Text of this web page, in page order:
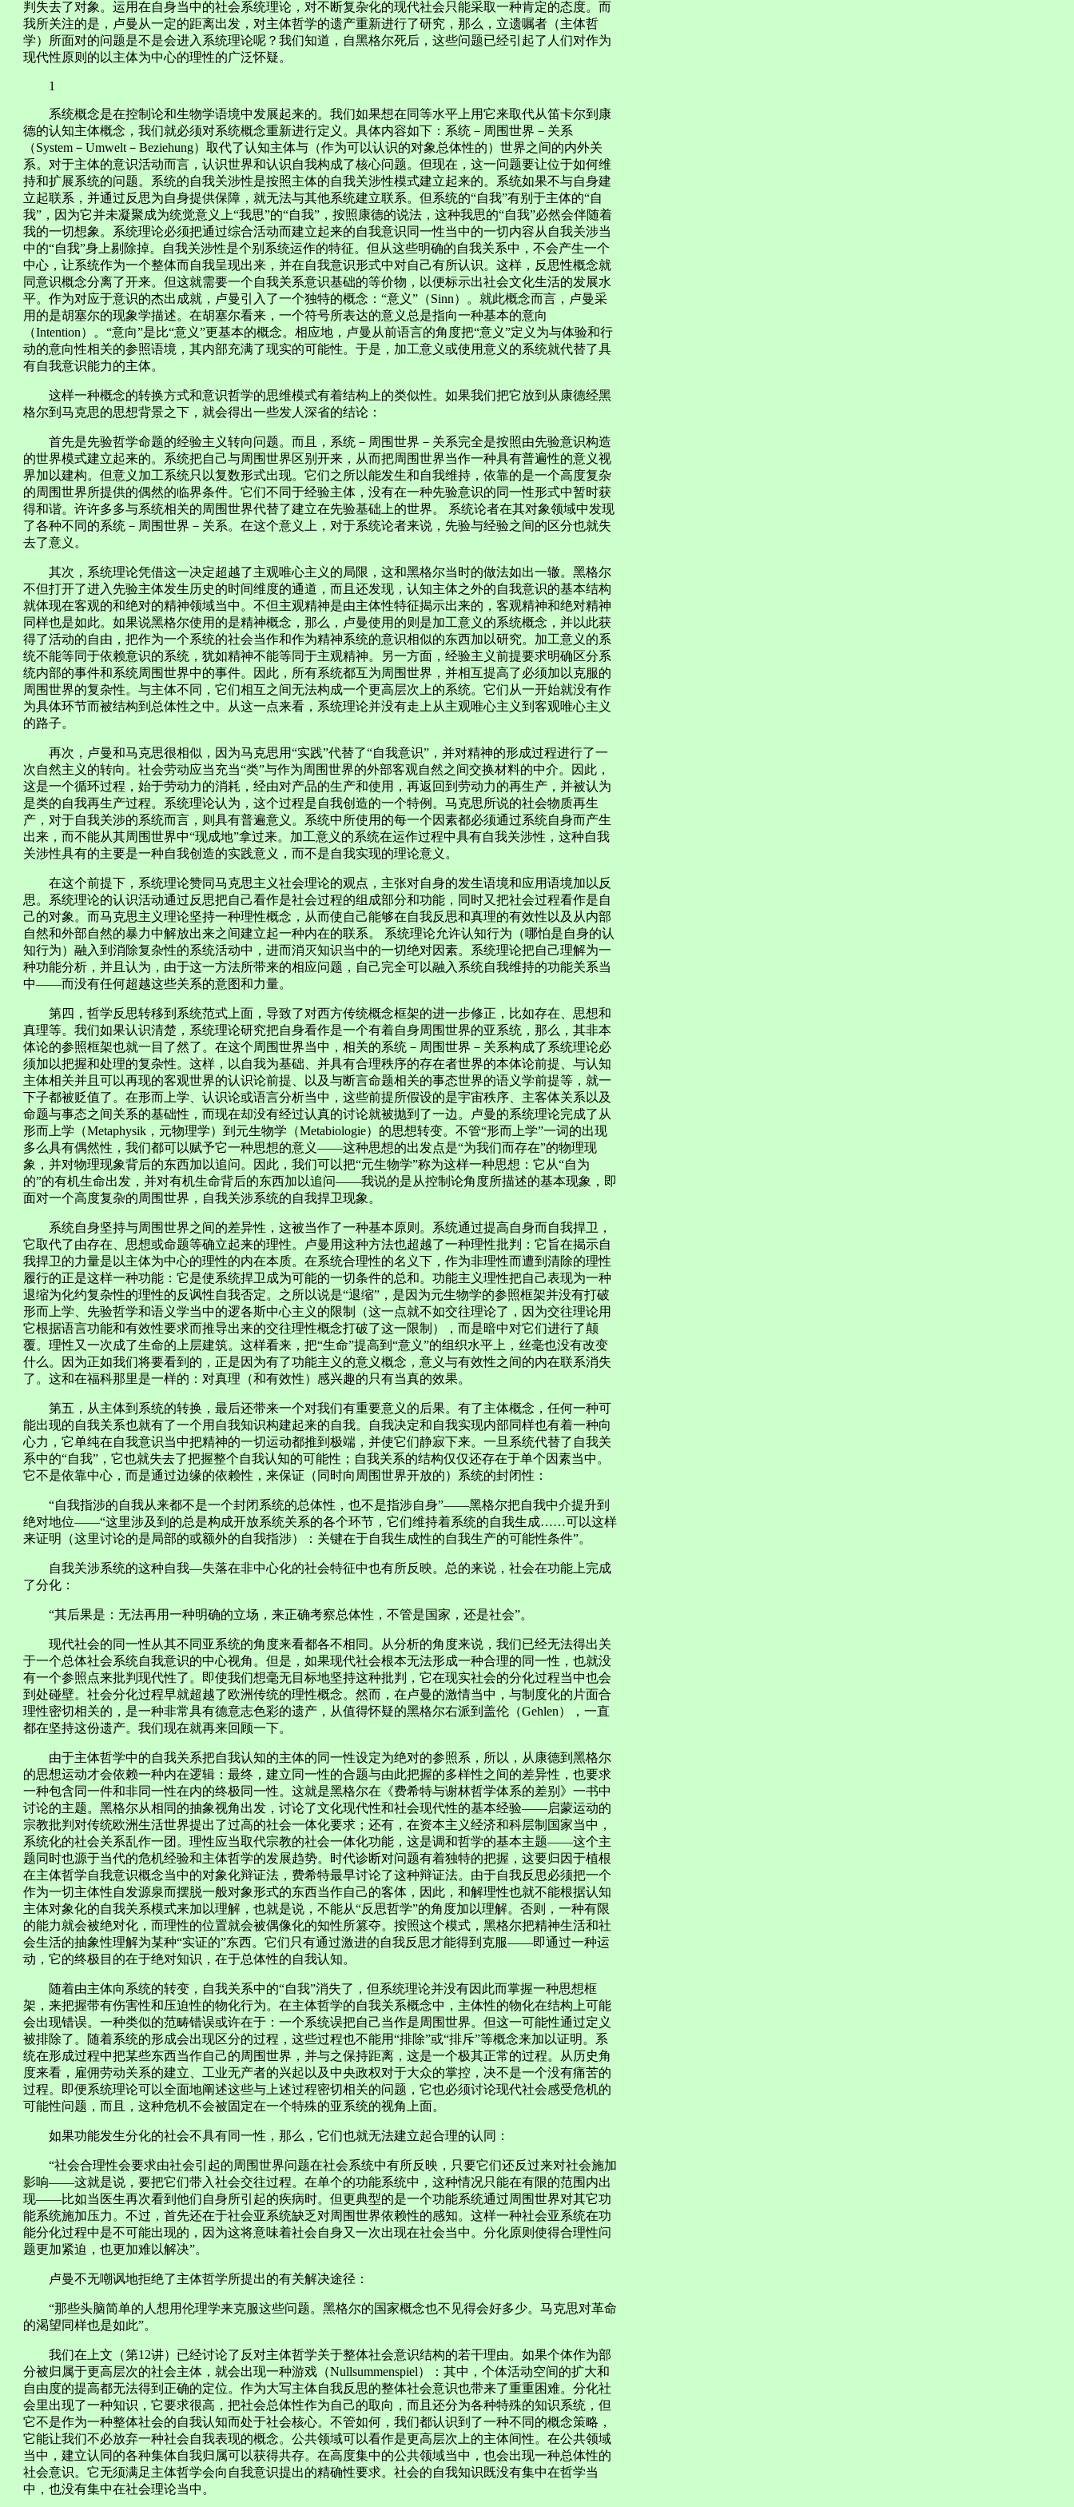
判失去了对象。运用在自身当中的社会系统理论，对不断复杂化的现代社会只能采取一种肯定的态度。而
我所关注的是，卢曼从一定的距离出发，对主体哲学的遗产重新进行了研究，那么，立遗嘱者（主体哲
学）所面对的问题是不是会进入系统理论呢？我们知道，自黑格尔死后，这些问题已经引起了人们对作为
现代性原则的以主体为中心的理性的广泛怀疑。
1
系统概念是在控制论和生物学语境中发展起来的。我们如果想在同等水平上用它来取代从笛卡尔到康
德的认知主体概念，我们就必须对系统概念重新进行定义。具体内容如下：系统－周围世界－关系
（System－Umwelt－Beziehung）取代了认知主体与（作为可以认识的对象总体性的）世界之间的内外关
系。对于主体的意识活动而言，认识世界和认识自我构成了核心问题。但现在，这一问题要让位于如何维
持和扩展系统的问题。系统的自我关涉性是按照主体的自我关涉性模式建立起来的。系统如果不与自身建
立起联系，并通过反思为自身提供保障，就无法与其他系统建立联系。但系统的“自我”有别于主体的“自
我”，因为它并未凝聚成为统觉意义上“我思”的“自我”，按照康德的说法，这种我思的“自我”必然会伴随着
我的一切想象。系统理论必须把通过综合活动而建立起来的自我意识同一性当中的一切内容从自我关涉当
中的“自我”身上剔除掉。自我关涉性是个别系统运作的特征。但从这些明确的自我关系中，不会产生一个
中心，让系统作为一个整体而自我呈现出来，并在自我意识形式中对自己有所认识。这样，反思性概念就
同意识概念分离了开来。但这就需要一个自我关系意识基础的等价物，以便标示出社会文化生活的发展水
平。作为对应于意识的杰出成就，卢曼引入了一个独特的概念：“意义”（Sinn）。就此概念而言，卢曼采
用的是胡塞尔的现象学描述。在胡塞尔看来，一个符号所表达的意义总是指向一种基本的意向
（Intention）。“意向”是比“意义”更基本的概念。相应地，卢曼从前语言的角度把“意义”定义为与体验和行
动的意向性相关的参照语境，其内部充满了现实的可能性。于是，加工意义或使用意义的系统就代替了具
有自我意识能力的主体。
这样一种概念的转换方式和意识哲学的思维模式有着结构上的类似性。如果我们把它放到从康德经黑
格尔到马克思的思想背景之下，就会得出一些发人深省的结论：
首先是先验哲学命题的经验主义转向问题。而且，系统－周围世界－关系完全是按照由先验意识构造
的世界模式建立起来的。系统把自己与周围世界区别开来，从而把周围世界当作一种具有普遍性的意义视
界加以建构。但意义加工系统只以复数形式出现。它们之所以能发生和自我维持，依靠的是一个高度复杂
的周围世界所提供的偶然的临界条件。它们不同于经验主体，没有在一种先验意识的同一性形式中暂时获
得和谐。许许多多与系统相关的周围世界代替了建立在先验基础上的世界。 系统论者在其对象领域中发现
了各种不同的系统－周围世界－关系。在这个意义上，对于系统论者来说，先验与经验之间的区分也就失
去了意义。
其次，系统理论凭借这一决定超越了主观唯心主义的局限，这和黑格尔当时的做法如出一辙。黑格尔
不但打开了进入先验主体发生历史的时间维度的通道，而且还发现，认知主体之外的自我意识的基本结构
就体现在客观的和绝对的精神领域当中。不但主观精神是由主体性特征揭示出来的，客观精神和绝对精神
同样也是如此。如果说黑格尔使用的是精神概念，那么，卢曼使用的则是加工意义的系统概念，并以此获
得了活动的自由，把作为一个系统的社会当作和作为精神系统的意识相似的东西加以研究。加工意义的系
统不能等同于依赖意识的系统，犹如精神不能等同于主观精神。另一方面，经验主义前提要求明确区分系
统内部的事件和系统周围世界中的事件。因此，所有系统都互为周围世界，并相互提高了必须加以克服的
周围世界的复杂性。与主体不同，它们相互之间无法构成一个更高层次上的系统。它们从一开始就没有作
为具体环节而被结构到总体性之中。从这一点来看，系统理论并没有走上从主观唯心主义到客观唯心主义
的路子。
再次，卢曼和马克思很相似，因为马克思用“实践”代替了“自我意识”，并对精神的形成过程进行了一
次自然主义的转向。社会劳动应当充当“类”与作为周围世界的外部客观自然之间交换材料的中介。因此，
这是一个循环过程，始于劳动力的消耗，经由对产品的生产和使用，再返回到劳动力的再生产，并被认为
是类的自我再生产过程。系统理论认为，这个过程是自我创造的一个特例。马克思所说的社会物质再生
产，对于自我关涉的系统而言，则具有普遍意义。系统中所使用的每一个因素都必须通过系统自身而产生
出来，而不能从其周围世界中“现成地”拿过来。加工意义的系统在运作过程中具有自我关涉性，这种自我
关涉性具有的主要是一种自我创造的实践意义，而不是自我实现的理论意义。
在这个前提下，系统理论赞同马克思主义社会理论的观点，主张对自身的发生语境和应用语境加以反
思。系统理论的认识活动通过反思把自己看作是社会过程的组成部分和功能，同时又把社会过程看作是自
己的对象。而马克思主义理论坚持一种理性概念，从而使自己能够在自我反思和真理的有效性以及从内部
自然和外部自然的暴力中解放出来之间建立起一种内在的联系。 系统理论允许认知行为（哪怕是自身的认
知行为）融入到消除复杂性的系统活动中，进而消灭知识当中的一切绝对因素。系统理论把自己理解为一
种功能分析，并且认为，由于这一方法所带来的相应问题，自己完全可以融入系统自我维持的功能关系当
中——而没有任何超越这些关系的意图和力量。
第四，哲学反思转移到系统范式上面，导致了对西方传统概念框架的进一步修正，比如存在、思想和
真理等。我们如果认识清楚，系统理论研究把自身看作是一个有着自身周围世界的亚系统，那么，其非本
体论的参照框架也就一目了然了。在这个周围世界当中，相关的系统－周围世界－关系构成了系统理论必
须加以把握和处理的复杂性。这样，以自我为基础、并具有合理秩序的存在者世界的本体论前提、与认知
主体相关并且可以再现的客观世界的认识论前提、以及与断言命题相关的事态世界的语义学前提等，就一
下子都被贬值了。在形而上学、认识论或语言分析当中，这些前提所假设的是宇宙秩序、主客体关系以及
命题与事态之间关系的基础性，而现在却没有经过认真的讨论就被抛到了一边。卢曼的系统理论完成了从
形而上学（Metaphysik，元物理学）到元生物学（Metabiologie）的思想转变。不管“形而上学”一词的出现
多么具有偶然性，我们都可以赋予它一种思想的意义——这种思想的出发点是“为我们而存在”的物理现
象，并对物理现象背后的东西加以追问。因此，我们可以把“元生物学”称为这样一种思想：它从“自为
的”的有机生命出发，并对有机生命背后的东西加以追问——我说的是从控制论角度所描述的基本现象，即
面对一个高度复杂的周围世界，自我关涉系统的自我捍卫现象。
系统自身坚持与周围世界之间的差异性，这被当作了一种基本原则。系统通过提高自身而自我捍卫，
它取代了由存在、思想或命题等确立起来的理性。卢曼用这种方法也超越了一种理性批判：它旨在揭示自
我捍卫的力量是以主体为中心的理性的内在本质。在系统合理性的名义下，作为非理性而遭到清除的理性
履行的正是这样一种功能：它是使系统捍卫成为可能的一切条件的总和。功能主义理性把自己表现为一种
退缩为化约复杂性的理性的反讽性自我否定。之所以说是“退缩”，是因为元生物学的参照框架并没有打破
形而上学、先验哲学和语义学当中的逻各斯中心主义的限制（这一点就不如交往理论了，因为交往理论用
它根据语言功能和有效性要求而推导出来的交往理性概念打破了这一限制），而是暗中对它们进行了颠
覆。理性又一次成了生命的上层建筑。这样看来，把“生命”提高到“意义”的组织水平上，丝毫也没有改变
什么。因为正如我们将要看到的，正是因为有了功能主义的意义概念，意义与有效性之间的内在联系消失
了。这和在福科那里是一样的：对真理（和有效性）感兴趣的只有当真的效果。
第五，从主体到系统的转换，最后还带来一个对我们有重要意义的后果。有了主体概念，任何一种可
能出现的自我关系也就有了一个用自我知识构建起来的自我。自我决定和自我实现内部同样也有着一种向
心力，它单纯在自我意识当中把精神的一切运动都推到极端，并使它们静寂下来。一旦系统代替了自我关
系中的“自我”，它也就失去了把握整个自我认知的可能性；自我关系的结构仅仅还存在于单个因素当中。
它不是依靠中心，而是通过边缘的依赖性，来保证（同时向周围世界开放的）系统的封闭性：
“自我指涉的自我从来都不是一个封闭系统的总体性，也不是指涉自身”——黑格尔把自我中介提升到
绝对地位——“这里涉及到的总是构成开放系统关系的各个环节，它们维持着系统的自我生成……可以这样
来证明（这里讨论的是局部的或额外的自我指涉）：关键在于自我生成性的自我生产的可能性条件”。
自我关涉系统的这种自我—失落在非中心化的社会特征中也有所反映。总的来说，社会在功能上完成
了分化：
“其后果是：无法再用一种明确的立场，来正确考察总体性，不管是国家，还是社会”。
现代社会的同一性从其不同亚系统的角度来看都各不相同。从分析的角度来说，我们已经无法得出关
于一个总体社会系统自我意识的中心视角。但是，如果现代社会根本无法形成一种合理的同一性，也就没
有一个参照点来批判现代性了。即使我们想毫无目标地坚持这种批判，它在现实社会的分化过程当中也会
到处碰壁。社会分化过程早就超越了欧洲传统的理性概念。然而，在卢曼的激情当中，与制度化的片面合
理性密切相关的，是一种非常具有德意志色彩的遗产，从值得怀疑的黑格尔右派到盖伦（Gehlen），一直
都在坚持这份遗产。我们现在就再来回顾一下。
由于主体哲学中的自我关系把自我认知的主体的同一性设定为绝对的参照系，所以，从康德到黑格尔
的思想运动才会依赖一种内在逻辑：最终，建立同一性的合题与由此把握的多样性之间的差异性，也要求
一种包含同一件和非同一性在内的终极同一性。这就是黑格尔在《费希特与谢林哲学体系的差别》一书中
讨论的主题。黑格尔从相同的抽象视角出发，讨论了文化现代性和社会现代性的基本经验——启蒙运动的
宗教批判对传统欧洲生活世界提出了过高的社会一体化要求；还有，在资本主义经济和科层制国家当中，
系统化的社会关系乱作一团。理性应当取代宗教的社会一体化功能，这是调和哲学的基本主题——这个主
题同时也源于当代的危机经验和主体哲学的发展趋势。时代诊断对问题有着独特的把握，这要归因于植根
在主体哲学自我意识概念当中的对象化辩证法，费希特最早讨论了这种辩证法。由于自我反思必须把一个
作为一切主体性自发源泉而摆脱一般对象形式的东西当作自己的客体，因此，和解理性也就不能根据认知
主体对象化的自我关系模式来加以理解，也就是说，不能从“反思哲学”的角度加以理解。否则，一种有限
的能力就会被绝对化，而理性的位置就会被偶像化的知性所篡夺。按照这个模式，黑格尔把精神生活和社
会生活的抽象性理解为某种“实证的”东西。它们只有通过激进的自我反思才能得到克服——即通过一种运
动，它的终极目的在于绝对知识，在于总体性的自我认知。
随着由主体向系统的转变，自我关系中的“自我”消失了，但系统理论并没有因此而掌握一种思想框
架，来把握带有伤害性和压迫性的物化行为。在主体哲学的自我关系概念中，主体性的物化在结构上可能
会出现错误。一种类似的范畴错误或许在于：一个系统误把自己当作是周围世界。但这一可能性通过定义
被排除了。随着系统的形成会出现区分的过程，这些过程也不能用“排除”或“排斥”等概念来加以证明。系
统在形成过程中把某些东西当作自己的周围世界，并与之保持距离，这是一个极其正常的过程。从历史角
度来看，雇佣劳动关系的建立、工业无产者的兴起以及中央政权对于大众的掌控，决不是一个没有痛苦的
过程。即便系统理论可以全面地阐述这些与上述过程密切相关的问题，它也必须讨论现代社会感受危机的
可能性问题，而且，这种危机不会被固定在一个特殊的亚系统的视角上面。
如果功能发生分化的社会不具有同一性，那么，它们也就无法建立起合理的认同：
“社会合理性会要求由社会引起的周围世界问题在社会系统中有所反映，只要它们还反过来对社会施加
影响——这就是说，要把它们带入社会交往过程。在单个的功能系统中，这种情况只能在有限的范围内出
现——比如当医生再次看到他们自身所引起的疾病时。但更典型的是一个功能系统通过周围世界对其它功
能系统施加压力。不过，首先还在于社会亚系统缺乏对周围世界依赖性的感知。这样一种社会亚系统在功
能分化过程中是不可能出现的，因为这将意味着社会自身又一次出现在社会当中。分化原则使得合理性问
题更加紧迫，也更加难以解决”。
卢曼不无嘲讽地拒绝了主体哲学所提出的有关解决途径：
“那些头脑简单的人想用伦理学来克服这些问题。黑格尔的国家概念也不见得会好多少。马克思对革命
的渴望同样也是如此”。
我们在上文（第12讲）已经讨论了反对主体哲学关于整体社会意识结构的若干理由。如果个体作为部
分被归属于更高层次的社会主体，就会出现一种游戏（Nullsummenspiel）：其中，个体活动空间的扩大和
自由度的提高都无法得到正确的定位。作为大写主体自我反思的整体社会意识也带来了重重困难。分化社
会里出现了一种知识，它要求很高，把社会总体性作为自己的取向，而且还分为各种特殊的知识系统，但
它不是作为一种整体社会的自我认知而处于社会核心。不管如何，我们都认识到了一种不同的概念策略，
它能让我们不必放弃一种社会自我表现的概念。公共领域可以看作是更高层次上的主体间性。在公共领域
当中，建立认同的各种集体自我归属可以获得共存。在高度集中的公共领域当中，也会出现一种总体性的
社会意识。它无须满足主体哲学会向自我意识提出的精确性要求。社会的自我知识既没有集中在哲学当
中，也没有集中在社会理论当中。